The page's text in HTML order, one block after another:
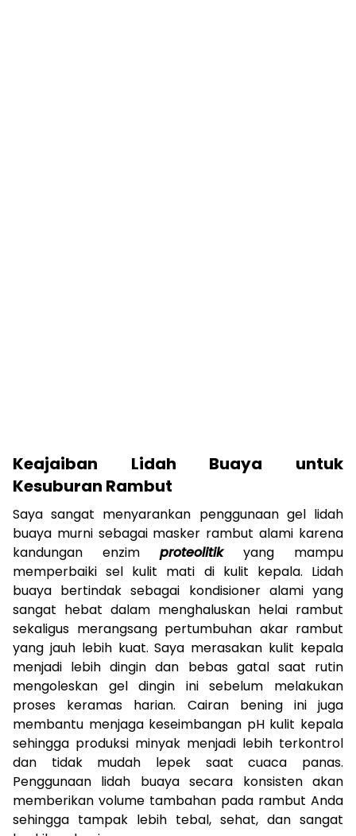
Keajaiban Lidah Buaya untuk
Kesuburan Rambut
Saya sangat menyarankan penggunaan gel lidah
buaya murni sebagai masker rambut alami karena
kandungan enzim proteolitikyang mampu
memperbaiki sel kulit mati di kulit kepala. Lidah
buaya bertindak sebagai kondisioner alami yang
sangat hebat dalam menghaluskan helai rambut
sekaligus merangsang pertumbuhan akar rambut
yang jauh lebih kuat. Saya merasakan kulit kepala
menjadi lebih dingin dan bebas gatal saat rutin
mengoleskan gel dingin ini sebelum melakukan
proses keramas harian. Cairan bening ini juga
membantu menjaga keseimbangan pH kulit kepala
sehingga produksi minyak menjadi lebih terkontrol
dan tidak mudah lepek saat cuaca panas.
Penggunaan lidah buaya secara konsisten akan
memberikan volume tambahan pada rambut Anda
sehingga tampak lebih tebal, sehat, dan sangat